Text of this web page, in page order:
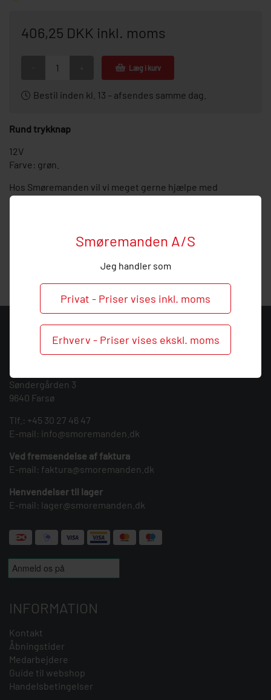
Smøremanden A/S
Jeg handler som
Privat - Priser vises inkl. moms
Erhverv - Priser vises ekskl. moms
406,25 DKK inkl. moms
Læg i kurv
Bestil inden kl. 13 – afsendes samme dag.
Rund trykknap
12V
Farve: grøn.
Hos Smøremanden vil vi meget gerne hjælpe med
vejledning, så
endelig ved behov og spørgsmål til dette
Vi tilbyder alt indenfor service af smøresystemer og kan
give dig en kompetent rådgivning indenfor installation og
service af centralsmøring.
KONTAKT
Smøremanden A/S
Søndergården 3
9640 Farsø
Tlf.: +45 30 27 46 47
E-mail: info@smoremanden.dk
Ved fremsendelse af faktura
E-mail: faktura@smoremanden.dk
Henvendelser til lager
E-mail: lager@smoremanden.dk
INFORMATION
Kontakt
Åbningstider
Medarbejdere
Guide til webshop
Handelsbetingelser